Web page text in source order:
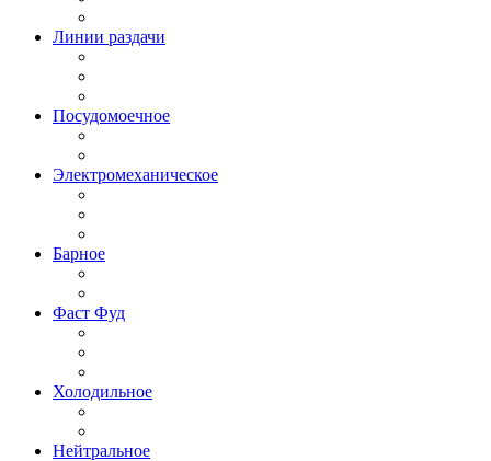
Линии раздачи
Посудомоечное
Электромеханическое
Барное
Фаст Фуд
Холодильное
Нейтральное